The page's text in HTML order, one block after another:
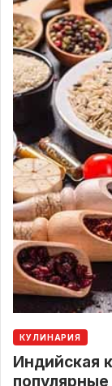
КУЛИНАРИЯ
Индийская